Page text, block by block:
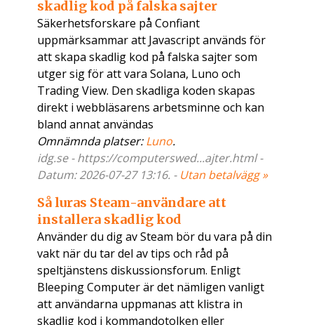
skadlig kod på falska sajter
Säkerhetsforskare på Confiant
uppmärksammar att Javascript används för
att skapa skadlig kod på falska sajter som
utger sig för att vara Solana, Luno och
Trading View. Den skadliga koden skapas
direkt i webbläsarens arbetsminne och kan
bland annat användas
Omnämnda platser:Luno.
idg.se - https://computerswed...ajter.html -
Datum: 2026-07-27 13:16. - Utan betalvägg »
Så luras Steam-användare att
installera skadlig kod
Använder du dig av Steam bör du vara på din
vakt när du tar del av tips och råd på
speltjänstens diskussionsforum. Enligt
Bleeping Computer är det nämligen vanligt
att användarna uppmanas att klistra in
skadlig kod i kommandotolken eller